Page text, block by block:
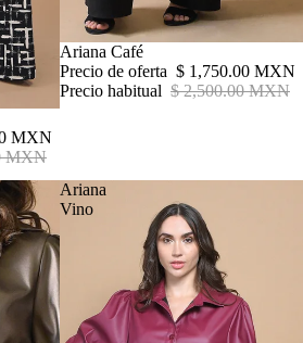
MXN
MXN
Oferta
Ariana Café
Precio de oferta $ 1,750.00 MXN
Precio habitual $ 2,500.00 MXN
Ariana
Vino